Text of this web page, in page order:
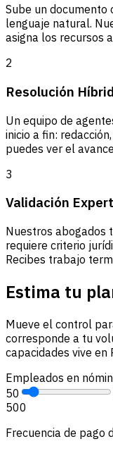
Sube un documento
lenguaje natural.
asigna los recursos
2
Resolución
Un equipo de
inicio a fin:
puedes ver el
3
Validación
Nuestros abogados
requiere criterio
Recibes trabajo
Estima tu
Mueve el control
corresponde a tu
capacidades vive en
Empleados en
50
500
Frecuencia de pago